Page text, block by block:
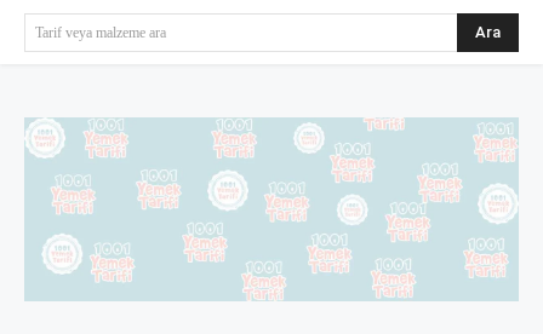
Tarif veya malzeme ara Ara